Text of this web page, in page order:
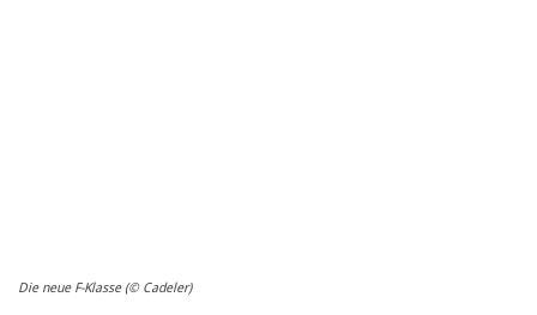
Die neue F-Klasse (© Cadeler)